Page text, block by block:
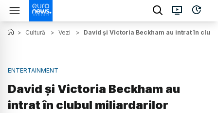
> Cultură > Vezi > David și Victoria Beckham au intrat în
ENTERTAINMENT
David și Victoria Beckham au
intrat în clubul miliardarilor